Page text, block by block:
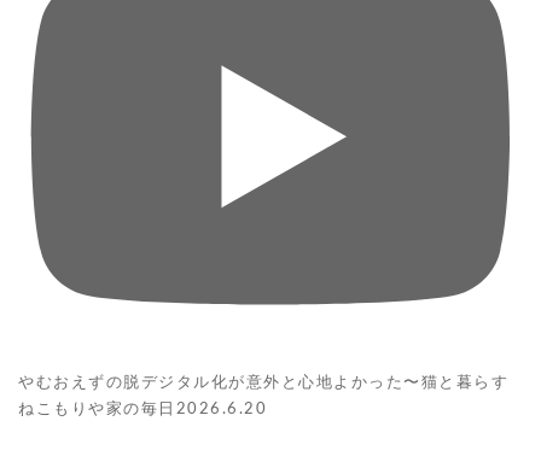
やむおえずの脱デジタル化が意外と心地よかった〜猫と暮らす
ねこもりや家の毎日2026.6.20